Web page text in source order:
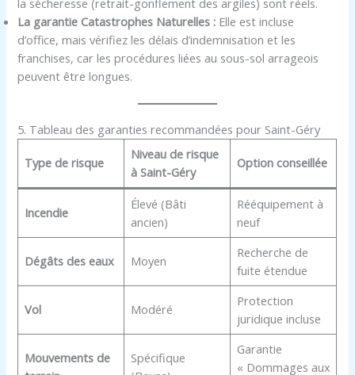
la sécheresse (retrait-gonflement des argiles) sont réels.
La garantie Catastrophes Naturelles : Elle est incluse
d’office, mais vérifiez les délais d’indemnisation et les
franchises, car les procédures liées au sous-sol arrageois
peuvent être longues.
5. Tableau des garanties recommandées pour Saint-Géry
Type de risque
Niveau de risque
à Saint-Géry
Option conseillée
Incendie
Élevé (Bâti
ancien)
Rééquipement à
neuf
Dégâts des eaux Moyen
Recherche de
fuite étendue
Vol Modéré
Protection
juridique incluse
Mouvements de
Spécifique
Garantie
« Dommages aux